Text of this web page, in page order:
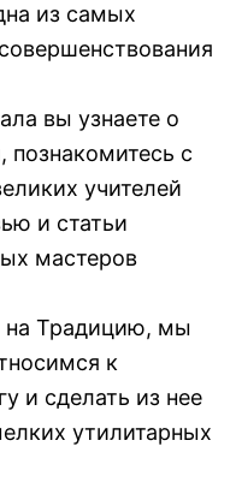
из самых
вы узнаете о
познакомитесь с
учителей
и статьи
мастеров
на Традицию, мы
к
и сделать из нее
утилитарных